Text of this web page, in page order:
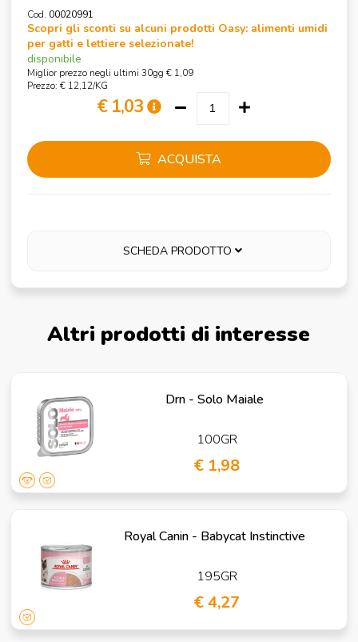
Cod. 00020991
Scopri gli sconti su alcuni prodotti Oasy: alimenti umidi
per gatti e lettiere selezionate!
disponibile
Miglior prezzo negli ultimi 30gg € 1,09
Prezzo: € 12,12/KG
€ 1,03
ACQUISTA
SCHEDA PRODOTTO
Altri prodotti di interesse
Drn - Solo Maiale
100GR
€ 1,98
Royal Canin - Babycat Instinctive
195GR
€ 4,27